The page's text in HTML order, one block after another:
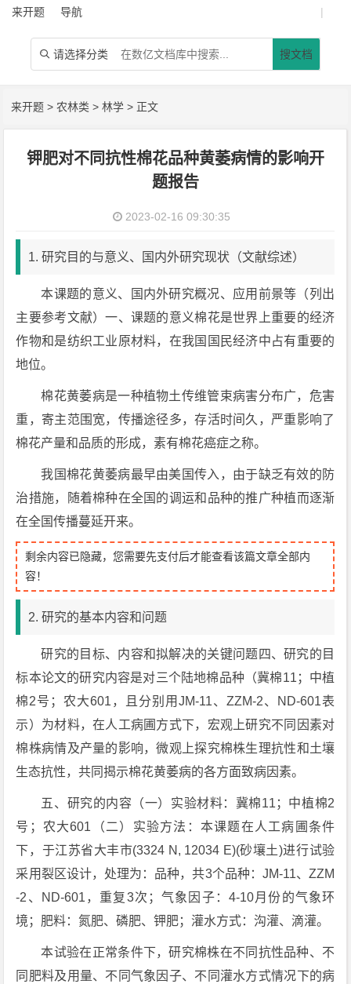
来开题 导航 |
 请选择分类 搜文档
来开题 >农林类 >林学 > 正文
钾肥对不同抗性棉花品种黄萎病情的影响开
题报告
2023-02-16 09:30:35
1. 研究目的与意义、国内外研究现状（文献综述）
本课题的意义、国内外研究概况、应用前景等（列出
主要参考文献）一、课题的意义棉花是世界上重要的经济
作物和是纺织工业原材料，在我国国民经济中占有重要的
地位。
棉花黄萎病是一种植物土传维管束病害分布广，危害
重，寄主范围宽，传播途径多，存活时间久，严重影响了
棉花产量和品质的形成，素有棉花癌症之称。
我国棉花黄萎病最早由美国传入，由于缺乏有效的防
治措施，随着棉种在全国的调运和品种的推广种植而逐渐
在全国传播蔓延开来。
剩余内容已隐藏，您需要先支付后才能查看该篇文章全部内
容！
2. 研究的基本内容和问题
研究的目标、内容和拟解决的关键问题四、研究的目
标本论文的研究内容是对三个陆地棉品种（冀棉11；中植
棉2号；农大601，且分别用JM-11、ZZM-2、ND-601表
示）为材料，在人工病圃方式下，宏观上研究不同因素对
棉株病情及产量的影响，微观上探究棉株生理抗性和土壤
生态抗性，共同揭示棉花黄萎病的各方面致病因素。
五、研究的内容（一）实验材料：冀棉11；中植棉2
号；农大601（二）实验方法：本课题在人工病圃条件
下，于江苏省大丰市(3324 N, 12034 E)(砂壤土)进行试验
采用裂区设计，处理为：品种，共3个品种：JM-11、ZZM
-2、ND-601，重复3次；气象因子：4-10月份的气象环
境；肥料：氮肥、磷肥、钾肥；灌水方式：沟灌、滴灌。
本试验在正常条件下，研究棉株在不同抗性品种、不
同肥料及用量、不同气象因子、不同灌水方式情况下的病